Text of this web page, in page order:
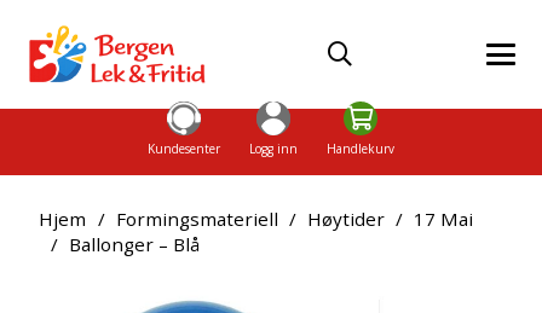
Kundesenter Logg inn Handlekurv
Hjem / Formingsmateriell / Høytider / 17 Mai
/ Ballonger – Blå